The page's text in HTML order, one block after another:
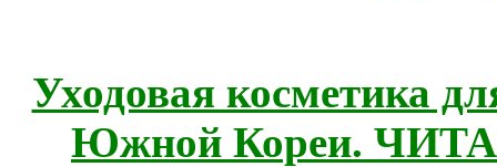
Уходовая косметика
Южной Кореи.